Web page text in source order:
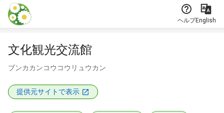
本文に飛ぶ
ヘルプEnglish
文化観光交流館
ブンカカンコウコウリュウカン
提供元サイトで表示